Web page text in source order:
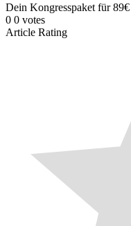
Dein Kongresspaket für 89€
0 0 votes
Article Rating